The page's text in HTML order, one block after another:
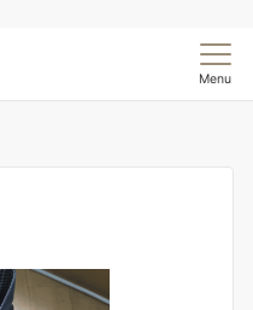
Menu